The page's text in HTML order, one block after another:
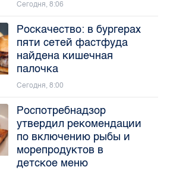
Сегодня, 8:06
Роскачество: в бургерах
пяти сетей фастфуда
найдена кишечная
палочка
Сегодня, 8:00
Роспотребнадзор
утвердил рекомендации
по включению рыбы и
морепродуктов в
детское меню